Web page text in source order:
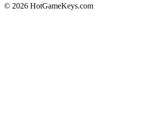
© 2026 HotGameKeys.com